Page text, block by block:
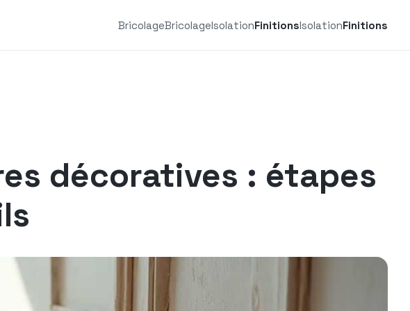
BricolageBricolageIsolationFinitionsIsolationFinitions
décoratives : étapes